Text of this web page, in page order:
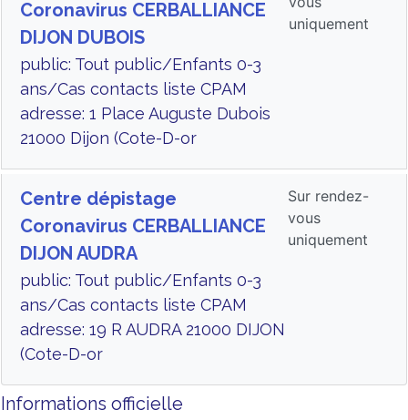
Coronavirus CERBALLIANCE
DIJON DUBOIS
public: Tout public/Enfants 0-3
ans/Cas contacts liste CPAM
adresse: 1 Place Auguste Dubois
21000 Dijon (Cote-D-or
uniquement
Centre dépistage
Coronavirus CERBALLIANCE
DIJON AUDRA
public: Tout public/Enfants 0-3
ans/Cas contacts liste CPAM
adresse: 19 R AUDRA 21000 DIJON
(Cote-D-or
Sur rendez-
vous
uniquement
Informations officielle